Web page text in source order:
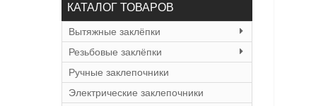
КАТАЛОГ ТОВАРОВ
Вытяжные заклёпки
Резьбовые заклёпки
Ручные заклепочники
Электрические заклепочники